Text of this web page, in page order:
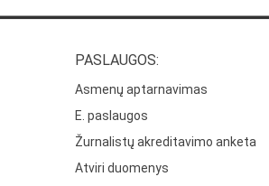
PASLAUGOS:
Asmenų aptarnavimas
E. paslaugos
Žurnalistų akreditavimo anketa
Atviri duomenys